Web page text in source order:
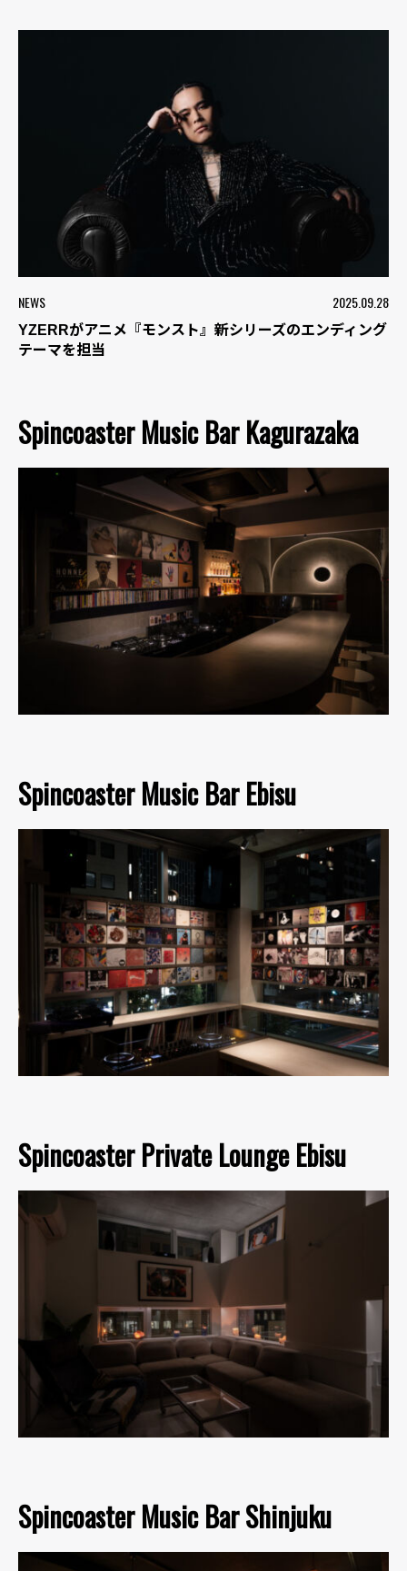
NEWS 2025.09.28
YZERRがアニメ『モンスト』新シリーズのエンディング
テーマを担当
Spincoaster Music Bar Kagurazaka
Spincoaster Music Bar Ebisu
Spincoaster Private Lounge Ebisu
Spincoaster Music Bar Shinjuku